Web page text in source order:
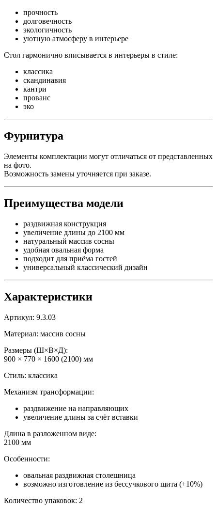
прочность
долговечность
экологичность
уютную атмосферу в интерьере
Стол гармонично вписывается в интерьеры в стиле:
классика
скандинавия
кантри
прованс
эко
Фурнитура
Элементы комплектации могут отличаться от представленных
на фото.
Возможность замены уточняется при заказе.
Преимущества модели
раздвижная конструкция
увеличение длины до 2100 мм
натуральный массив сосны
удобная овальная форма
подходит для приёма гостей
универсальный классический дизайн
Характеристики
Артикул: 9.3.03
Материал: массив сосны
Размеры (Ш×В×Д):
900 × 770 × 1600 (2100) мм
Стиль: классика
Механизм трансформации:
раздвижение на направляющих
увеличение длины за счёт вставки
Длина в разложенном виде:
2100 мм
Особенности:
овальная раздвижная столешница
возможно изготовление из бессучкового щита (+10%)
Количество упаковок: 2